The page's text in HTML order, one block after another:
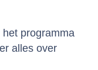
programma
alles over